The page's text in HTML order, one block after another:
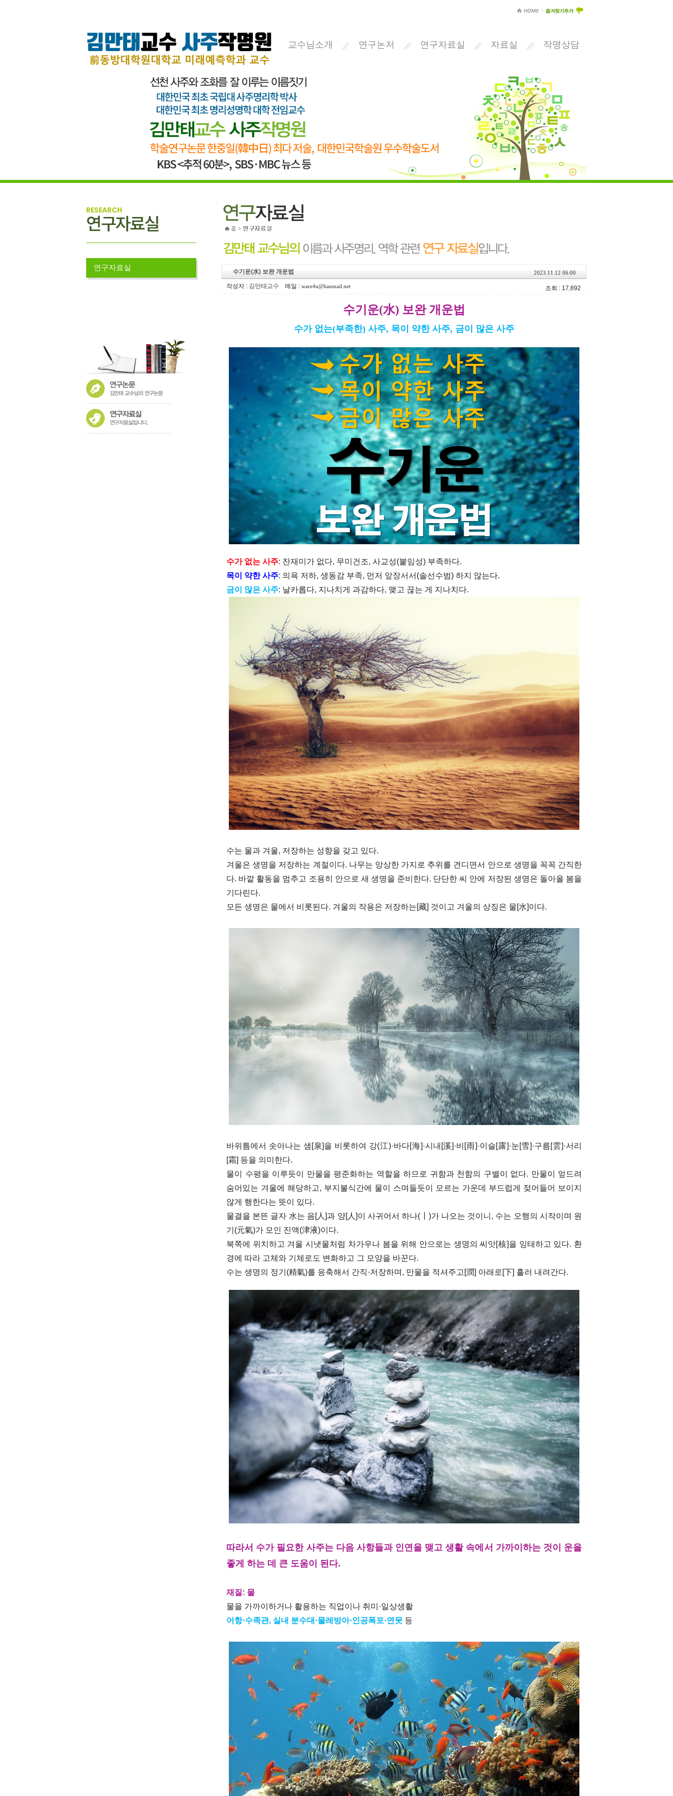
교수님소개 연구논저 연구자료실 자료실 작명상담
RESEARCH
연구자료실
연구자료실 수기운(水) 보완 개운법 2023.11.12 06:00
작성자 : 김만태교수 메일 : ware4u@hanmail.net 조회 : 17,892
수기운(水) 보완 개운법
수가 없는(부족한) 사주, 목이 약한 사주, 금이 많은 사주
수가 없는 사주: 잔재미가 없다, 무미건조, 사교성(붙임성) 부족하다.
목이 약한 사주: 의욕 저하, 생동감 부족, 먼저 앞장서서(솔선수범) 하지 않는다.
금이 많은 사주: 날카롭다, 지나치게 과감하다, 맺고 끊는 게 지나치다.
수는 물과 겨울, 저장하는 성향을 갖고 있다.
겨울은 생명을 저장하는 계절이다. 나무는 앙상한 가지로 추위를 견디면서 안으로 생명을 꼭꼭 간직한
다. 바깥 활동을 멈추고 조용히 안으로 새 생명을 준비한다. 단단한 씨 안에 저장된 생명은 돌아올 봄을
기다린다.
모든 생명은 물에서 비롯된다. 겨울의 작용은 저장하는[藏] 것이고 겨울의 상징은 물[水]이다.
바위틈에서 솟아나는 샘[泉]을 비롯하여 강(江)·바다[海]·시내[溪]·비[雨]·이슬[露]·눈[雪]·구름[雲]·서리
[霜] 등을 의미한다.
물이 수평을 이루듯이 만물을 평준화하는 역할을 하므로 귀함과 천함의 구별이 없다. 만물이 엎드려
숨어있는 겨울에 해당하고, 부지불식간에 물이 스며들듯이 모르는 가운데 부드럽게 젖어들어 보이지
않게 행한다는 뜻이 있다.
물결을 본뜬 글자 水는 음[人]과 양[人]이 사귀어서 하나(丨)가 나오는 것이니, 수는 오행의 시작이며 원
기(元氣)가 모인 진액(津液)이다.
북쪽에 위치하고 겨울 시냇물처럼 차가우나 봄을 위해 안으로는 생명의 씨앗[核]을 잉태하고 있다. 환
경에 따라 고체와 기체로도 변화하고 그 모양을 바꾼다.
수는 생명의 정기(精氣)를 응축해서 간직·저장하며, 만물을 적셔주고[潤] 아래로[下] 흘러 내려간다.
따라서 수가 필요한 사주는 다음 사항들과 인연을 맺고 생활 속에서 가까이하는 것이 운을
좋게 하는 데 큰 도움이 된다.
재질: 물
물을 가까이하거나 활용하는 직업이나 취미·일상생활
어항·수족관, 실내 분수대·물레방아·인공폭포·연못 등